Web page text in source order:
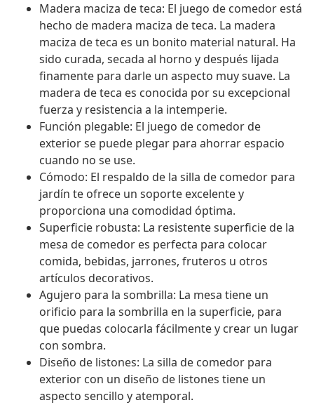
Madera maciza de teca: El juego de comedor está
hecho de madera maciza de teca. La madera
maciza de teca es un bonito material natural. Ha
sido curada, secada al horno y después lijada
finamente para darle un aspecto muy suave. La
madera de teca es conocida por su excepcional
fuerza y resistencia a la intemperie.
Función plegable: El juego de comedor de
exterior se puede plegar para ahorrar espacio
cuando no se use.
Cómodo: El respaldo de la silla de comedor para
jardín te ofrece un soporte excelente y
proporciona una comodidad óptima.
Superficie robusta: La resistente superficie de la
mesa de comedor es perfecta para colocar
comida, bebidas, jarrones, fruteros u otros
artículos decorativos.
Agujero para la sombrilla: La mesa tiene un
orificio para la sombrilla en la superficie, para
que puedas colocarla fácilmente y crear un lugar
con sombra.
Diseño de listones: La silla de comedor para
exterior con un diseño de listones tiene un
aspecto sencillo y atemporal.